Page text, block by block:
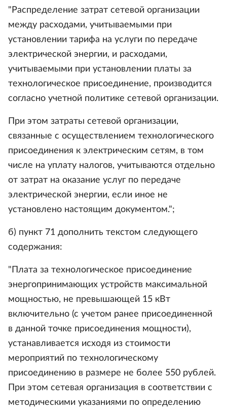
"Распределение затрат сетевой организации
между расходами, учитываемыми при
установлении тарифа на услуги по передаче
электрической энергии, и расходами,
учитываемыми при установлении платы за
технологическое присоединение, производится
согласно учетной политике сетевой организации.
При этом затраты сетевой организации,
связанные с осуществлением технологического
присоединения к электрическим сетям, в том
числе на уплату налогов, учитываются отдельно
от затрат на оказание услуг по передаче
электрической энергии, если иное не
установлено настоящим документом.";
б) пункт 71 дополнить текстом следующего
содержания:
"Плата за технологическое присоединение
энергопринимающих устройств максимальной
мощностью, не превышающей 15 кВт
включительно (с учетом ранее присоединенной
в данной точке присоединения мощности),
устанавливается исходя из стоимости
мероприятий по технологическому
присоединению в размере не более 550 рублей.
При этом сетевая организация в соответствии с
методическими указаниями по определению